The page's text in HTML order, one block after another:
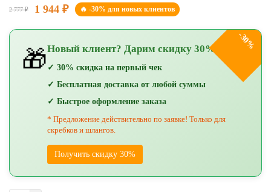
2 777 ₽ 1 944 ₽ 🔥 -30% для новых клиентов
-30%
🎁Новый клиент? Дарим скидку 30%!
✓ 30% скидка на первый чек
✓ Бесплатная доставка от любой суммы
✓ Быстрое оформление заказа
* Предложение действительно по заявке! Только для
скребков и шлангов.
Получить скидку 30%